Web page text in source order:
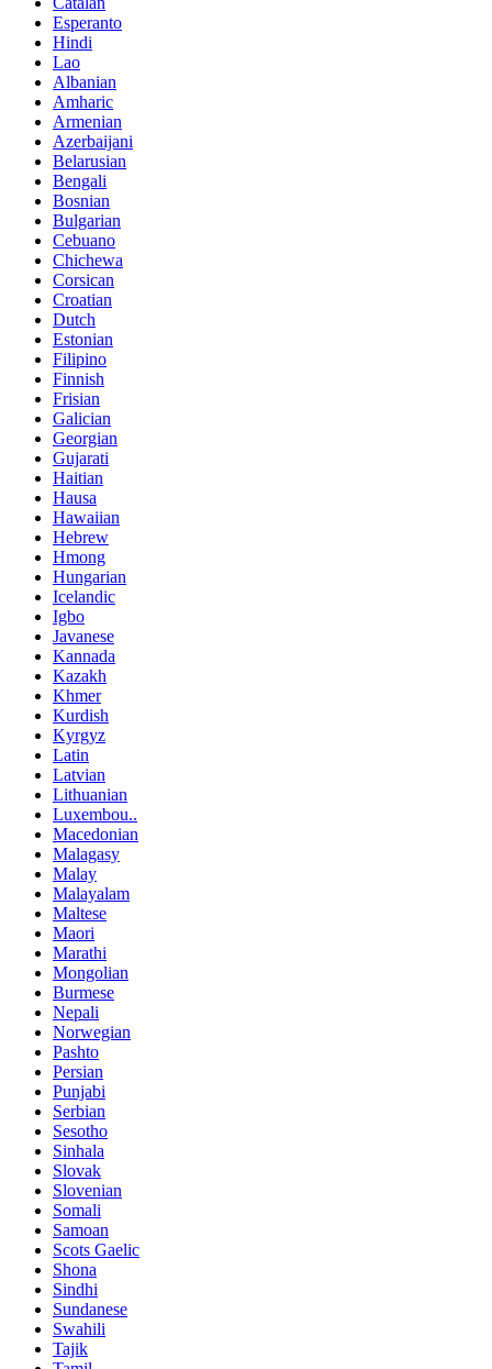
Esperanto
Hindi
Lao
Albanian
Amharic
Armenian
Azerbaijani
Belarusian
Bengali
Bosnian
Bulgarian
Cebuano
Chichewa
Corsican
Croatian
Dutch
Estonian
Filipino
Finnish
Frisian
Galician
Georgian
Gujarati
Haitian
Hausa
Hawaiian
Hebrew
Hmong
Hungarian
Icelandic
Igbo
Javanese
Kannada
Kazakh
Khmer
Kurdish
Kyrgyz
Latin
Latvian
Lithuanian
Luxembou..
Macedonian
Malagasy
Malay
Malayalam
Maltese
Maori
Marathi
Mongolian
Burmese
Nepali
Norwegian
Pashto
Persian
Punjabi
Serbian
Sesotho
Sinhala
Slovak
Slovenian
Somali
Samoan
Scots Gaelic
Shona
Sindhi
Sundanese
Swahili
Tajik